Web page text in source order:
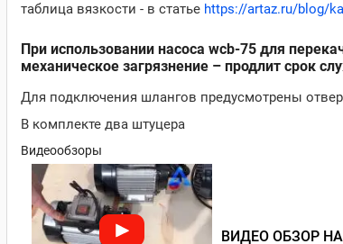
таблица вязкости - в статье https://artaz.ru/blog/
При использовании насоса wcb-75 для
механическое загрязнение – продлит срок
Для подключения шлангов предусмотрены
В комплекте два штуцера
Видеообзоры
ВИДЕО ОБЗОР